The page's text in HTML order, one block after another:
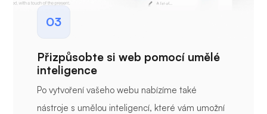
03
Přizpůsobte si web pomocí umělé
inteligence
Po vytvoření vašeho webu nabízíme také
nástroje s umělou inteligencí, které vám umožní